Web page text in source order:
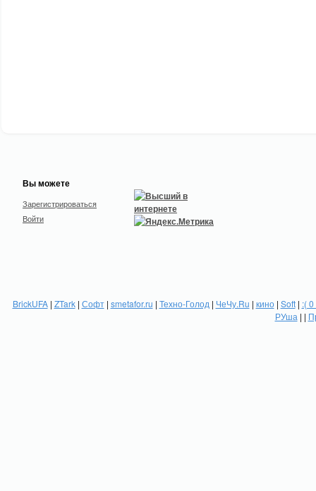
Вы можете
Зарегистрироваться
Войти
BrickUFA| ZTark| Софт| smetafor.ru | Техно-Голод | ЧеЧу.Ru | кино| Soft| :(
РУша | |